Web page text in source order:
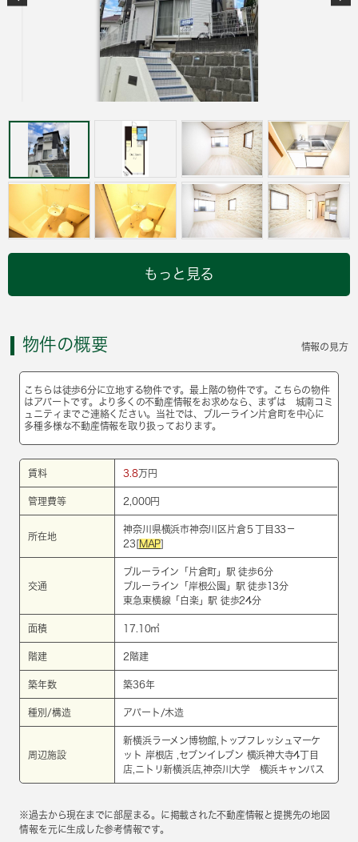
もっと見る
物件の概要 情報の見方
こちらは徒歩6分に立地する物件です。最上階の物件です。こちらの物件
はアパートです。より多くの不動産情報をお求めなら、まずは 城南コミ
ュニティまでご連絡ください。当社では、ブルーライン片倉町を中心に
多種多様な不動産情報を取り扱っております。
賃料 3.8万円
管理費等 2,000円
所在地
神奈川県横浜市神奈川区片倉５丁目33－
23[ MAP
交通
ブルーライン 「 片倉町 」駅 徒歩6分
ブルーライン 「 岸根公園 」駅 徒歩13分
東急東横線 「 白楽」駅 徒歩24分
面積 17.10㎡
階建 2階建
築年数 築36年
種別/構造 アパート/木造
周辺施設
新横浜ラーメン博物館,トップフレッシュマーケ
ット 岸根店 ,セブンイレブン 横浜神大寺4丁目
店,ニトリ新横浜店,神奈川大学 横浜キャンパス
※過去から現在までに部屋まる。に掲載された不動産情報と提携先の地図
情報を元に生成した参考情報です。